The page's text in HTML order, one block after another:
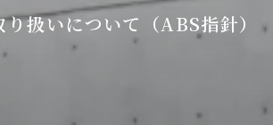
扱いについて（ABS指針）